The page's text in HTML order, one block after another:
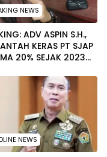
NEWS
ADV ASPIN S.H.,
KERAS PT SJAP
20% SEJAK 2023
WAWOONE!
NEWS